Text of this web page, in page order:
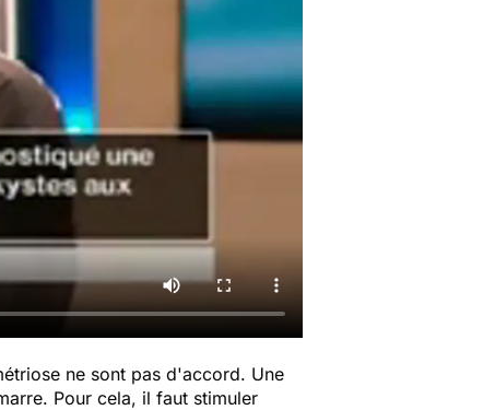
ne sont pas d'accord. Une
Pour cela, il faut stimuler